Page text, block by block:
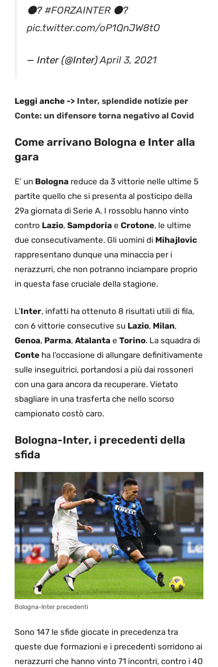
⚫️? #FORZAINTER⚫️?
pic.twitter.com/oP1QnJW8tO
— Inter (@Inter)April 3, 2021
Leggi anche -> Inter, splendide notizie per
Conte: un difensore torna negativo al Covid
Come arrivano Bologna e Inter alla
gara
E’ un Bologna reduce da 3 vittorie nelle ultime 5
partite quello che si presenta al posticipo della
29a giornata di Serie A. I rossoblu hanno vinto
contro Lazio, Sampdoria e Crotone, le ultime
due consecutivamente. Gli uomini di Mihajlovic
rappresentano dunque una minaccia per i
nerazzurri, che non potranno inciampare proprio
in questa fase cruciale della stagione.
L’Inter, infatti ha ottenuto 8 risultati utili di fila,
con 6 vittorie consecutive su Lazio, Milan,
Genoa, Parma, Atalanta e Torino. La squadra di
Conte ha l’occasione di allungare definitivamente
sulle inseguitrici, portandosi a più dai rossoneri
con una gara ancora da recuperare. Vietato
sbagliare in una trasferta che nello scorso
campionato costò caro.
Bologna-Inter, i precedenti della
sfida
Bologna-Inter precedenti
Sono 147 le sfide giocate in precedenza tra
queste due formazioni e i precedenti sorridono ai
nerazzurri che hanno vinto 71 incontri, contro i 40